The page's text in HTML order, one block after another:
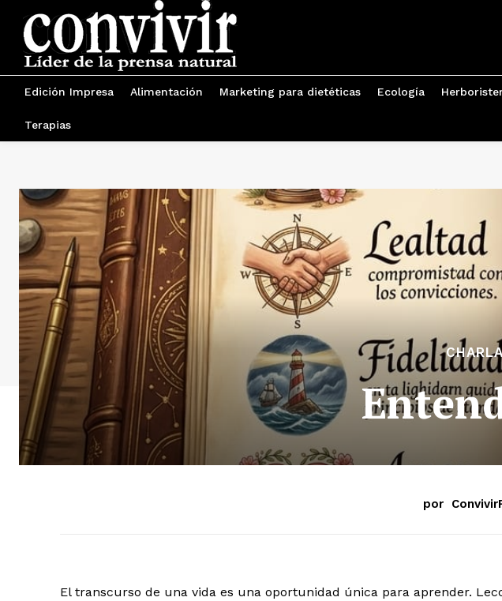
Edición Impresa Alimentación Marketing para dietéticas Ecología
Terapias
por
El transcurso de una vida es una oportunidad única para aprender.